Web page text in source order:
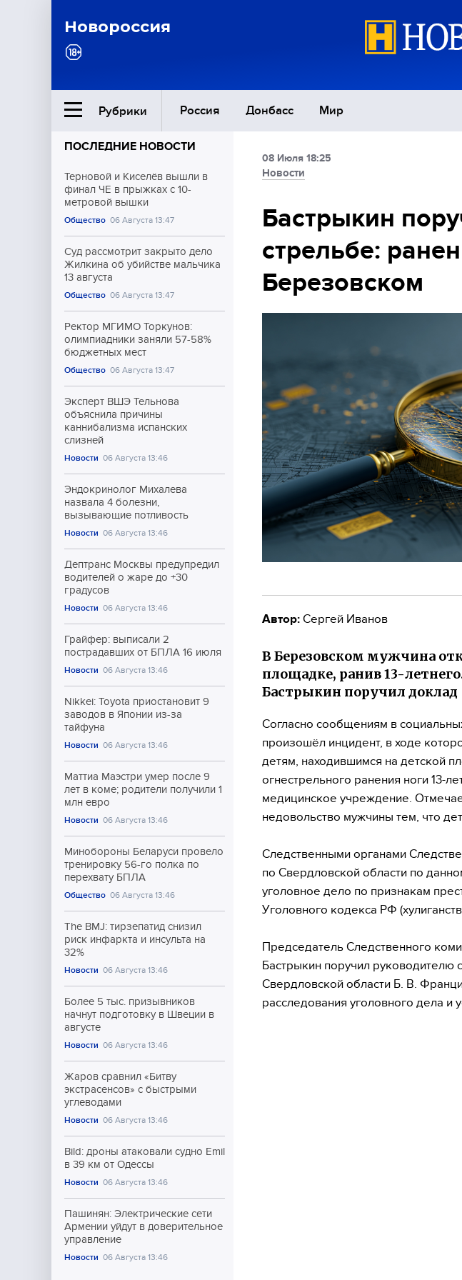
Новороссия
Рубрики Россия Донбасс Мир
Ближний Восток
Общество
Экономика
Культура
Спорт
ПОСЛЕДНИЕ НОВОСТИ
Терновой и Киселёв вышли в
финал ЧЕ в прыжках с 10-
метровой вышки
Общество 06 Августа 13:47
Суд рассмотрит закрыто дело
Жилкина об убийстве мальчика
13 августа
Общество 06 Августа 13:47
Ректор МГИМО Торкунов:
олимпиадники заняли 57-58%
бюджетных мест
Общество 06 Августа 13:47
Эксперт ВШЭ Тельнова
объяснила причины
каннибализма испанских
слизней
Новости 06 Августа 13:46
Эндокринолог Михалева
назвала 4 болезни,
вызывающие потливость
Новости 06 Августа 13:46
Дептранс Москвы предупредил
водителей о жаре до +30
градусов
Новости 06 Августа 13:46
Грайфер: выписали 2
пострадавших от БПЛА 16 июля
Новости 06 Августа 13:46
Nikkei: Toyota приостановит 9
заводов в Японии из-за
тайфуна
Новости 06 Августа 13:46
Маттиа Маэстри умер после 9
лет в коме; родители получили 1
млн евро
Новости 06 Августа 13:46
Минобороны Беларуси провело
тренировку 56-го полка по
перехвату БПЛА
Общество 06 Августа 13:46
The BMJ: тирзепатид снизил
риск инфаркта и инсульта на
32%
Новости 06 Августа 13:46
Более 5 тыс. призывников
начнут подготовку в Швеции в
августе
Новости 06 Августа 13:46
Жаров сравнил «Битву
экстрасенсов» с быстрыми
углеводами
Новости 06 Августа 13:46
Bild: дроны атаковали судно Emil
в 39 км от Одессы
Новости 06 Августа 13:46
Пашинян: Электрические сети
Армении уйдут в доверительное
управление
Новости 06 Августа 13:46
08 Июля 18:25
Новости
Бастрыкин
стрельбе:
Березовском
Автор: Сергей Иванов
В Березовском мужчина
площадке, ранив 13-
Бастрыкин поручил доклад
Согласно сообщениям в
произошёл инцидент, в ходе
детям, находившимся на детской
огнестрельного ранения ноги 13-
медицинское учреждение.
недовольство мужчины тем, что
Следственными органами
по Свердловской области по
уголовное дело по признакам
Уголовного кодекса РФ
Председатель Следственного
Бастрыкин поручил руководителю
Свердловской области Б. В.
расследования уголовного дела и